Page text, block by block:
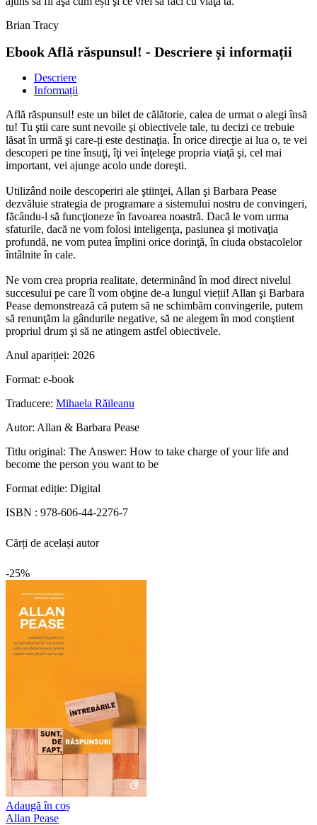
Brian Tracy
Ebook Află răspunsul! - Descriere și informații
Descriere
Informații
Află răspunsul! este un bilet de călătorie, calea de urmat o alegi însă
tu! Tu ştii care sunt nevoile şi obiectivele tale, tu decizi ce trebuie
lăsat în urmă şi care-ți este destinaţia. În orice direcţie ai ­lua o, te vei
descoperi pe tine însuţi, îţi vei înţelege propria viaţă şi, cel mai
important, vei ajunge acolo unde doreşti.
Utilizând noile descoperiri ale ştiinţei, Allan şi Barbara Pease
dezvăluie strategia de programare a sistemului nostru de convingeri,
făcându-l să funcţioneze în favoarea noastră. Dacă le vom urma
sfaturile, dacă ne vom folosi inteligenţa, pasiunea şi motivaţia
profundă, ne vom putea împlini orice dorinţă, în ciuda obstacolelor
întâlnite în cale.
Ne vom crea propria realitate, determinând în mod direct nivelul
succesului pe care îl vom obţine de-a lungul vieții! Allan şi Barbara
Pease demonstrează că putem să ne schimbăm convingerile, putem
să renunţăm la gândurile negative, să ne alegem în mod conştient
propriul drum şi să ne atingem astfel obiectivele.
Anul apariției: 2026
Format: e-book
Traducere: Mihaela Răileanu
Autor: Allan & Barbara Pease
Titlu original: The Answer: How to take charge of your life and
become the person you want to be
Format ediție: Digital
ISBN : 978-606-44-2276-7
Cărți de același autor
-25%
Adaugă în coș
Allan Pease